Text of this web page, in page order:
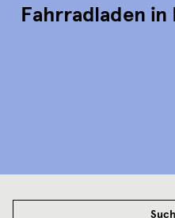
Fahrradladen